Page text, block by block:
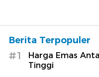
Berita Terpopuler
#1
Harga Emas
Tinggi